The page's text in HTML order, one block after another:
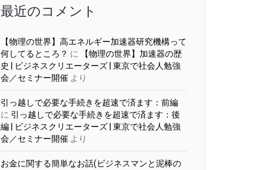
最近のコメント
【物理の世界】高エネルギー加速器研究機構って
何してるところ？ に
【物理の世界】加速器の歴
史 | ビジネスクリエーターズ | 東京で社会人勉強
会／セミナー開催 より
引っ越しで必要な手続きを超速で済ます：前編
に 引っ越しで必要な手続きを超速で済ます：後
編 | ビジネスクリエーターズ | 東京で社会人勉強
会／セミナー開催 より
お金に関する簡単なお話(ビジネスマンと泥棒の